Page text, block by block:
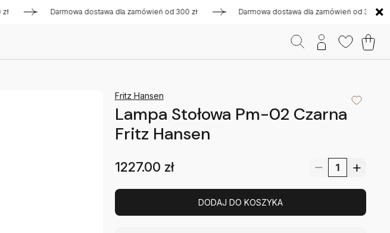
Darmowa dostawa dla zamówień od 300 zł Darmowa dostawa dla zamówień od 300 zł
Fritz Hansen
Lampa Stołowa Pm-02 Czarna
Fritz Hansen
1227.00 zł
DODAJ DO KOSZYKA